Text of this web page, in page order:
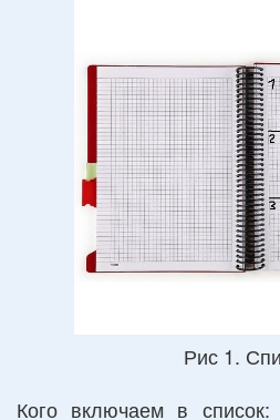
Рис 1.
Кого включаем в